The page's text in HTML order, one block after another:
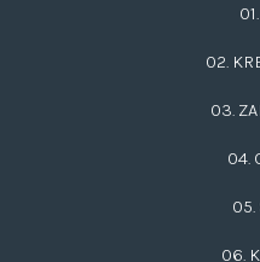
02.
03.
04.
05.
06.